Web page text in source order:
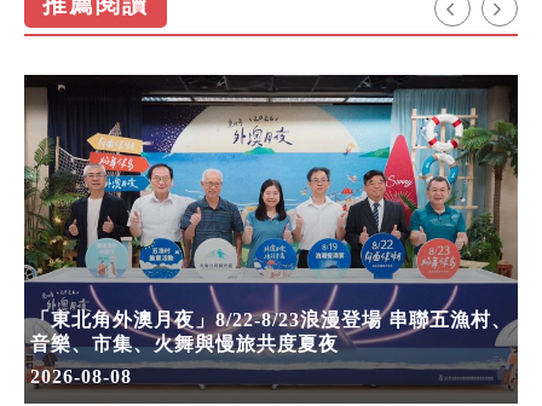
「東北角外澳月夜」8/22-8/23浪漫登場 串聯五漁村、
音樂、市集、火舞與慢旅共度夏夜
2026-08-08